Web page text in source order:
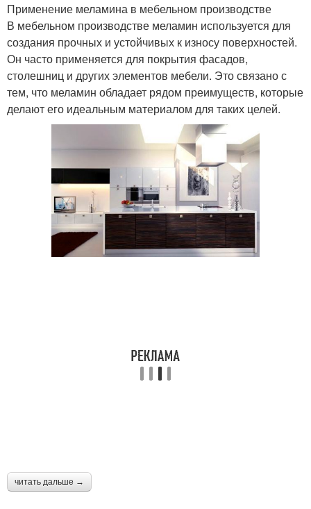
Применение меламина в мебельном производстве
В мебельном производстве меламин используется для
создания прочных и устойчивых к износу поверхностей.
Он часто применяется для покрытия фасадов,
столешниц и других элементов мебели. Это связано с
тем, что меламин обладает рядом преимуществ, которые
делают его идеальным материалом для таких целей.
читать дальше →